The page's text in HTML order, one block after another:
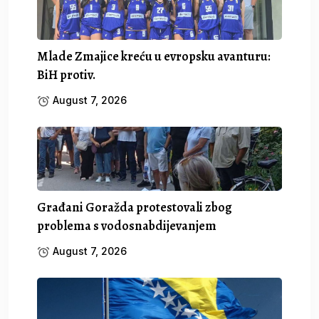
Mlade Zmajice kreću u evropsku avanturu:
BiH protiv.
August 7, 2026
Građani Goražda protestovali zbog
problema s vodosnabdijevanjem
August 7, 2026